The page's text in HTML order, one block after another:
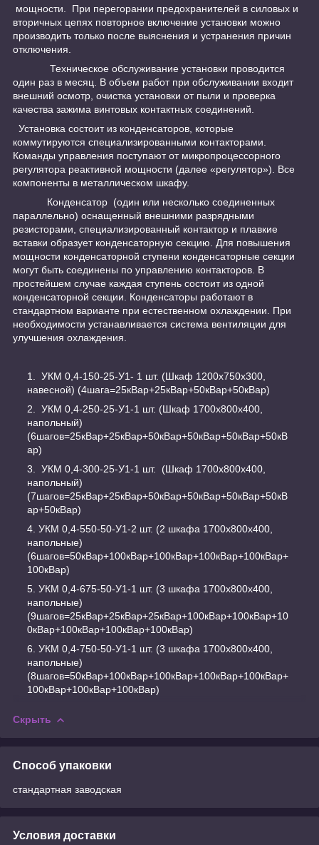
мощности. При перегорании предохранителей в силовых и
вторичных цепях повторное включение установки можно
производить только после выяснения и устранения причин
отключения.
Техническое обслуживание установки проводится
один раз в месяц. В объем работ при обслуживании входит
внешний осмотр, очистка установки от пыли и проверка
качества зажима винтовых контактных соединений.
Установка состоит из конденсаторов, которые
коммутируются специализированными контакторами.
Команды управления поступают от микропроцессорного
регулятора реактивной мощности (далее «регулятор»). Все
компоненты в металлическом шкафу.
Конденсатор (один или несколько соединенных
параллельно) оснащенный внешними разрядными
резисторами, специализированный контактор и плавкие
вставки образует конденсаторную секцию. Для повышения
мощности конденсаторной ступени конденсаторные секции
могут быть соединены по управлению контакторов. В
простейшем случае каждая ступень состоит из одной
конденсаторной секции. Конденсаторы работают в
стандартном варианте при естественном охлаждении. При
необходимости устанавливается система вентиляции для
улучшения охлаждения.
УКМ 0,4-150-25-У1- 1 шт. (Шкаф 1200х750х300,
навесной) (4шага=25кВар+25кВар+50кВар+50кВар)
УКМ 0,4-250-25-У1-1 шт. (Шкаф 1700х800х400,
напольный)
(6шагов=25кВар+25кВар+50кВар+50кВар+50кВар+50кВ
ар)
УКМ 0,4-300-25-У1-1 шт. (Шкаф 1700х800х400,
напольный)
(7шагов=25кВар+25кВар+50кВар+50кВар+50кВар+50кВ
ар+50кВар)
УКМ 0,4-550-50-У1-2 шт. (2 шкафа 1700х800х400,
напольные)
(6шагов=50кВар+100кВар+100кВар+100кВар+100кВар+
100кВар)
УКМ 0,4-675-50-У1-1 шт. (3 шкафа 1700х800х400,
напольные)
(9шагов=25кВар+25кВар+25кВар+100кВар+100кВар+10
0кВар+100кВар+100кВар+100кВар)
УКМ 0,4-750-50-У1-1 шт. (3 шкафа 1700х800х400,
напольные)
(8шагов=50кВар+100кВар+100кВар+100кВар+100кВар+
100кВар+100кВар+100кВар)
Скрыть
Способ упаковки
стандартная заводская
Условия доставки